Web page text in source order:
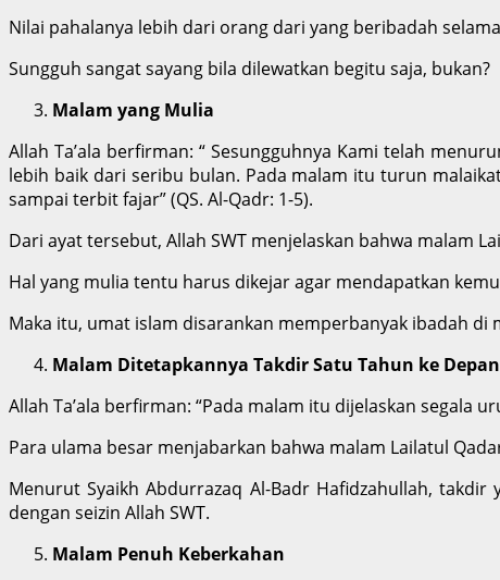
Nilai pahalanya lebih dari orang dari yang beribadah
Sungguh sangat sayang bila dilewatkan begitu saja, bukan?
Malam yang Mulia
Allah Ta’ala berfirman: “ Sesungguhnya Kami telah
lebih baik dari seribu bulan. Pada malam itu turun
sampai terbit fajar” (QS. Al-Qadr: 1-5).
Dari ayat tersebut, Allah SWT menjelaskan bahwa malam
Hal yang mulia tentu harus dikejar agar mendapatkan
Maka itu, umat islam disarankan memperbanyak ibadah
Malam Ditetapkannya Takdir Satu Tahun ke Depan
Allah Ta’ala berfirman: “Pada malam itu dijelaskan segala
Para ulama besar menjabarkan bahwa malam Lailatul
Menurut Syaikh Abdurrazaq Al-Badr Hafidzahullah,
dengan seizin Allah SWT.
Malam Penuh Keberkahan